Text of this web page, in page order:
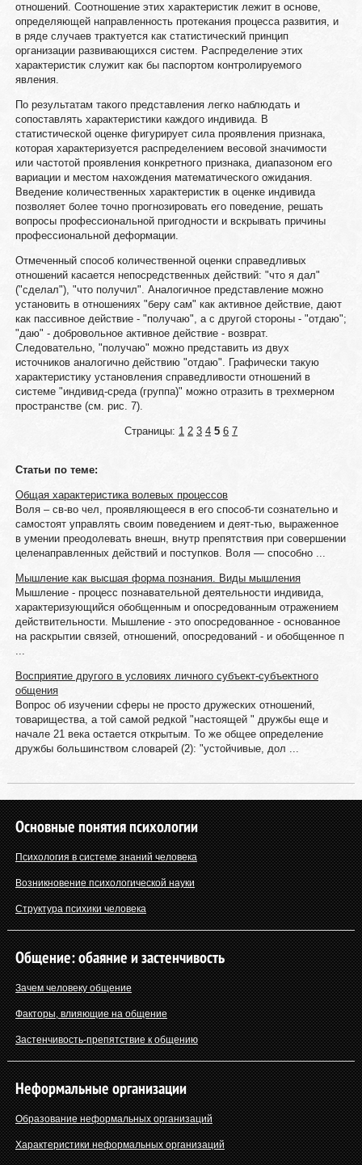
отношений. Соотношение этих характеристик лежит в основе,
определяющей направленность протекания процесса развития, и
в ряде случаев трактуется как статистический принцип
организации развивающихся систем. Распределение этих
характеристик служит как бы паспортом контролируемого
явления.
По результатам такого представления легко наблюдать и
сопоставлять характеристики каждого индивида. В
статистической оценке фигурирует сила проявления признака,
которая характеризуется распределением весовой значимости
или частотой проявления конкретного признака, диапазоном его
вариации и местом нахождения математического ожидания.
Введение количественных характеристик в оценке индивида
позволяет более точно прогнозировать его поведение, решать
вопросы профессиональной пригодности и вскрывать причины
профессиональной деформации.
Отмеченный способ количественной оценки справедливых
отношений касается непосредственных действий: "что я дал"
("сделал"), "что получил". Аналогичное представление можно
установить в отношениях "беру сам" как активное действие, дают
как пассивное действие - "получаю", а с другой стороны - "отдаю";
"даю" - добровольное активное действие - возврат.
Следовательно, "получаю" можно представить из двух
источников аналогично действию "отдаю". Графически такую
характеристику установления справедливости отношений в
системе "индивид-среда (группа)" можно отразить в трехмерном
пространстве (см. рис. 7).
Страницы: 1 2 3 4 5 6 7
Статьи по теме:
Общая характеристика волевых процессов
Воля – св-во чел, проявляющееся в его способ-ти сознательно и
самостоят управлять своим поведением и деят-тью, выраженное
в умении преодолевать внешн, внутр препятствия при совершении
целенаправленных действий и поступков. Воля — способно ...
Мышление как высшая форма познания. Виды мышления
Мышление - процесс познавательной деятельности индивида,
характеризующийся обобщенным и опосредованным отражением
действительности. Мышление - это опосредованное - основанное
на раскрытии связей, отношений, опосредований - и обобщенное п
...
Восприятие другого в условиях личного субъект-субъектного
общения
Вопрос об изучении сферы не просто дружеских отношений,
товарищества, а той самой редкой "настоящей " дружбы еще и
начале 21 века остается открытым. То же общее определение
дружбы большинством словарей (2): "устойчивые, дол ...
Основные понятия психологии
Психология в системе знаний человека
Возникновение психологической науки
Структура психики человека
Общение: обаяние и застенчивость
Зачем человеку общение
Факторы, влияющие на общение
Застенчивость-препятствие к общению
Неформальные организации
Образование неформальных организаций
Характеристики неформальных организаций